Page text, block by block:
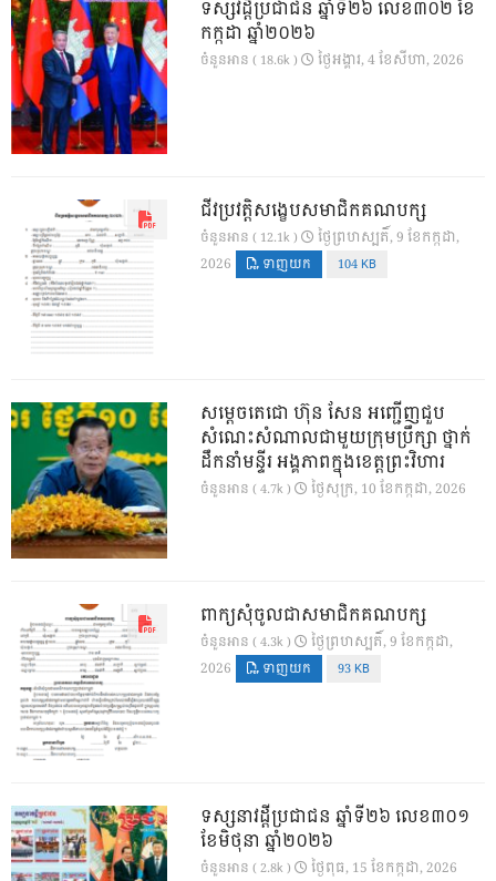
ទស្សវដ្តីប្រជាជន ឆ្នាំទី២៦ លេខ៣០២ ខែ
កក្កដា ឆ្នាំ២០២៦
ចំនួនអាន ( 18.6k ) ថ្ងៃ​អង្គារ, 4 ខែ​សីហា, 2026
ជីវប្រវត្តិសង្ខេបសមាជិកគណបក្ស
ចំនួនអាន ( 12.1k )
ថ្ងៃ​ព្រហស្បតិ៍, 9 ខែ​កក្កដា,
2026
ទាញយក 104 KB
សម្តេចតេជោ ហ៊ុន សែន អញ្ជើញជួប
សំណេះសំណាលជាមួយក្រុមប្រឹក្សា ថ្នាក់
ដឹកនាំមន្ទីរ អង្គភាពក្នុងខេត្តព្រះវិហារ
ចំនួនអាន ( 4.7k ) ថ្ងៃ​សុក្រ, 10 ខែ​កក្កដា, 2026
ពាក្យសុំចូលជាសមាជិកគណបក្ស
ចំនួនអាន ( 4.3k )
ថ្ងៃ​ព្រហស្បតិ៍, 9 ខែ​កក្កដា,
2026
ទាញយក 93 KB
ទស្សនាវដ្ដីប្រជាជន ឆ្នាំទី២៦ លេខ៣០១
ខែមិថុនា ឆ្នាំ២០២៦
ចំនួនអាន ( 2.8k ) ថ្ងៃ​ពុធ, 15 ខែ​កក្កដា, 2026